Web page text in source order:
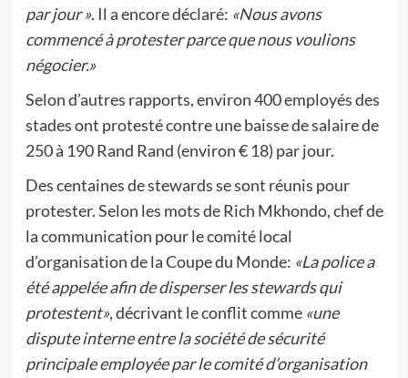
par jour ». Il a encore déclaré: «Nous avons
commencé à protester parce que nous voulions
négocier.»
Selon d’autres rapports, environ 400 employés des
stades ont protesté contre une baisse de salaire de
250 à 190 Rand Rand (environ € 18) par jour.
Des centaines de stewards se sont réunis pour
protester. Selon les mots de Rich Mkhondo, chef de
la communication pour le comité local
d’organisation de la Coupe du Monde: «La police a
été appelée afin de disperser les stewards qui
protestent», décrivant le conflit comme «une
dispute interne entre la société de sécurité
principale employée par le comité d’organisation